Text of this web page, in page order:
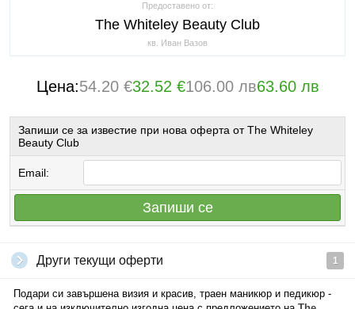
Предоставено от:
The Whiteley Beauty Club
кв. Иван Вазов
Цена:54.20 €32.52 €106.00 лв63.60 лв
Запиши се за известие при нова оферта от The Whiteley
Beauty Club
Email:
Запиши се
Други текущи оферти 1
Подари си завършена визия и красив, траен маникюр и педикюр -